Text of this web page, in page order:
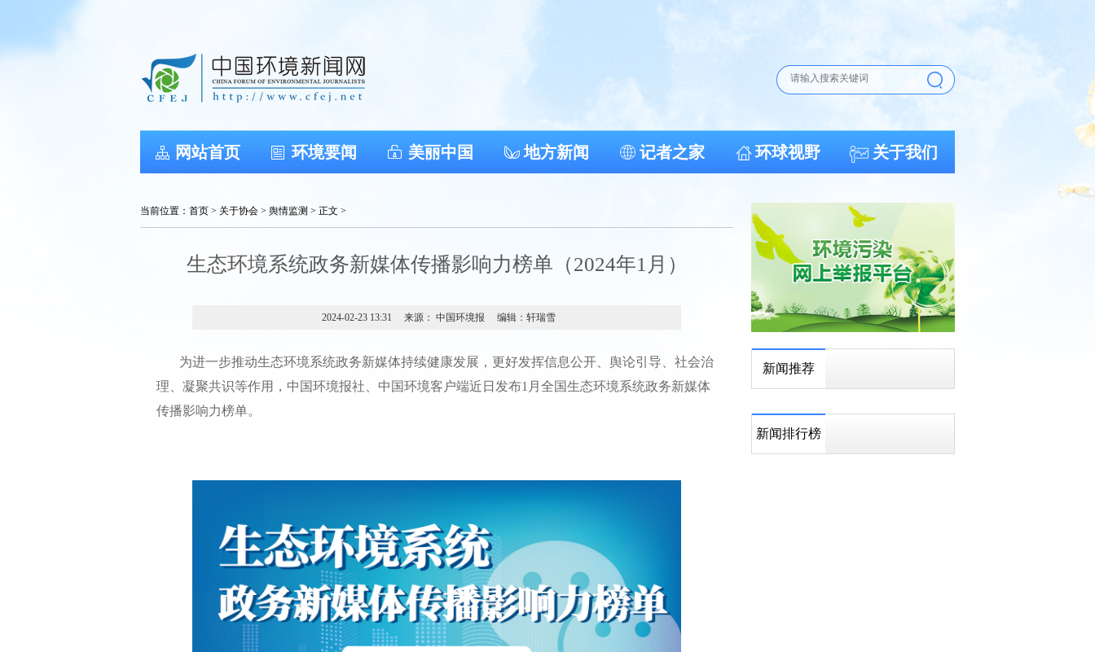
网站首页 环境要闻 美丽中国 地方新闻 记者之家 环球视野 关于我们
当前位置： 首页 > 关于协会 > 舆情监测 > 正文 >
生态环境系统政务新媒体传播影响力榜单（2024年1月）
2024-02-23 13:31 来源： 中国环境报 编辑：轩瑞雪
为进一步推动生态环境系统政务新媒体持续健康发展，更好发挥信息公开、舆论引导、社会治
理、凝聚共识等作用，中国环境报社、中国环境客户端近日发布1月全国生态环境系统政务新媒体
传播影响力榜单。
新闻推荐
新闻排行榜